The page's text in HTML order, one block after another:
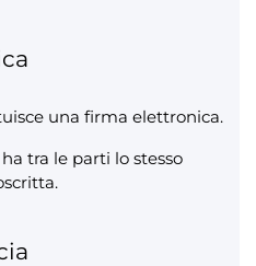
una firma elettronica.
tra le parti lo stesso